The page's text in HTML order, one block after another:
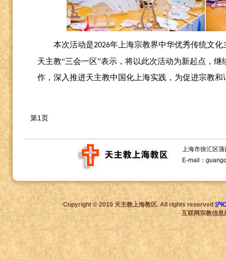
本次活动是2026年上海宗教界中华优秀传统文
天主教“三会一区”表示，将以此次活动为新起点，
作，深入推进天主教中国化上海实践，为促进宗教
第1页
上海市徐汇区
E-mail：
Copyright © 2010 天主教上海教区. All rights reserved 沪
互联网宗教信息服